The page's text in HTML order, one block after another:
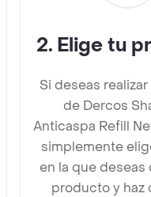
2. Elige tu
Si deseas
de Dercos
Anticaspa Refill
simplemente
en la que deseas
producto y haz